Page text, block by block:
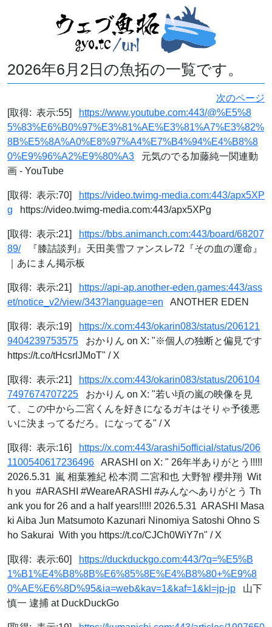
2026年6月2日の魚拓の一覧です。
次のページ
[取得: 表示:55]
https://www.youtube.com:443/@%E5%8
5%83%E6%B0%97%E3%81%AE%E3%81%A7%E3%82%
8B%E5%8A%A0%E8%97%A4%E7%B4%94%E4%B8%8
0%E9%96%A2%E9%80%A3 元気のでる加藤純一関連動
画 - YouTube
[取得: 表示:70]
https://video.twimg-media.com:443/apx5XP
g https://video.twimg-media.com:443/apx5XPg
[取得: 表示:21]
https://bbs.animanch.com:443/board/68207
89/『膝詰談判』天田美雪ファンスレ72『その血の運命』
｜あにまん掲示板
[取得: 表示:21]
https://api-ap.another-eden.games:443/ass
et/notice_v2/view/343?language=en ANOTHER EDEN
[取得: 表示:19]
https://x.com:443/okarin083/status/206121
9404239753575 おかりん on X: "※個人の独断と偏見です
https://t.co/tHcsrlJMoT" / X
[取得: 表示:21]
https://x.com:443/okarin083/status/206104
7497674707225 おかりん on X: "若い頃の嵐の映像を見
て、この中から二宮くんを好きになるガキはそりゃ予後悪
いに決まってるだろ。になってる" / X
[取得: 表示:16]
https://x.com:443/arashi5official/status/206
1100540617236496 ARASHI on X: "⁡ 26年半ありがとう!!!!!
2026.5.31 ⁡ 嵐 相葉雅紀 松本潤 二宮和也 大野智 櫻井翔 ⁡ Wit
h you ⁡ #ARASHI #WeareARASHI #みんなへありがとう Th
ank you for 26 and a half years!!!!! 2026.5.31 ⁡ ARASHI Masa
ki Aiba Jun Matsumoto Kazunari Ninomiya Satoshi Ohno S
ho Sakurai ⁡ With you https://t.co/CJCh0WiY7n" / X
[取得: 表示:60]
https://duckduckgo.com:443/?q=%E5%B
1%B1%E4%B8%8B%E6%85%8E%E4%B8%80+%E9%8
0%AE%E6%8D%95&ia=web&kav=1&kaf=1&kl=jp-jp 山下
慎一 逮捕 at DuckDuckGo